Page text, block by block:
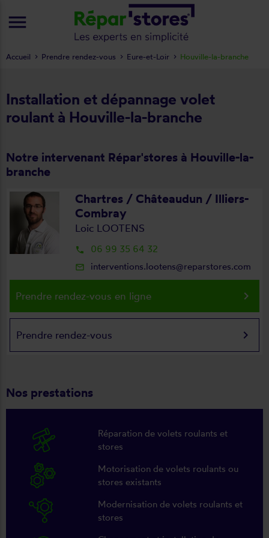
Installation et dépannage volet
roulant à Houville-la-branche
Notre intervenant Répar'stores à Houville-la-
branche
Chartres / Châteaudun / Illiers-
Combray
Loic LOOTENS
local_phone 06 99 35 64 32
mail_outline interventions.lootens@reparstores.com
Prendre rendez-vous en ligne keyboard_arrow_right
Prendre rendez-vous keyboard_arrow_right
Nos prestations
Réparation de volets roulants et
stores
Motorisation de volets roulants ou
stores existants
Modernisation de volets roulants et
stores
Accueil Prendre rendez-vous Eure-et-Loir Houville-la-branche
menu